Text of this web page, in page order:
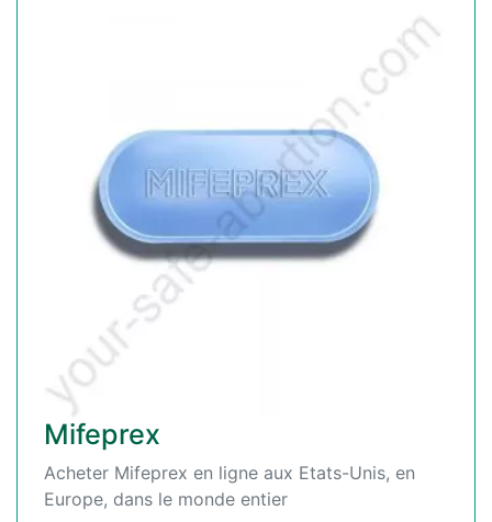
Mifeprex
Acheter Mifeprex en ligne aux Etats-Unis, en
Europe, dans le monde entier